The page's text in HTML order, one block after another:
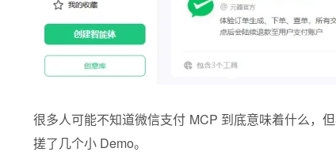
很多人可能不知道微信支付 MCP 到底意味着什么，
搓了几个小 Demo。